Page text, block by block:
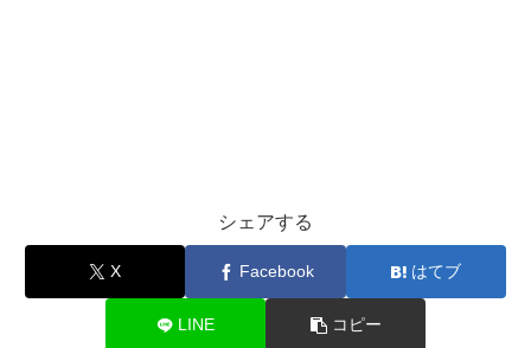
シェアする
X Facebook はてブ
LINE コピー